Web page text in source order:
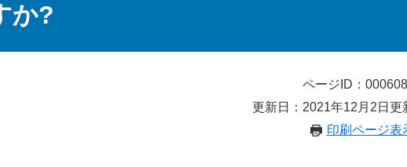
か?
ページID：
更新日：2021年12月2日更
印刷ページ表